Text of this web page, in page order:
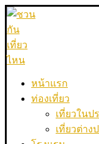
หน้าแรก
ท่องเที่ยว
เที่ยวในป
เที่ยวต่าง